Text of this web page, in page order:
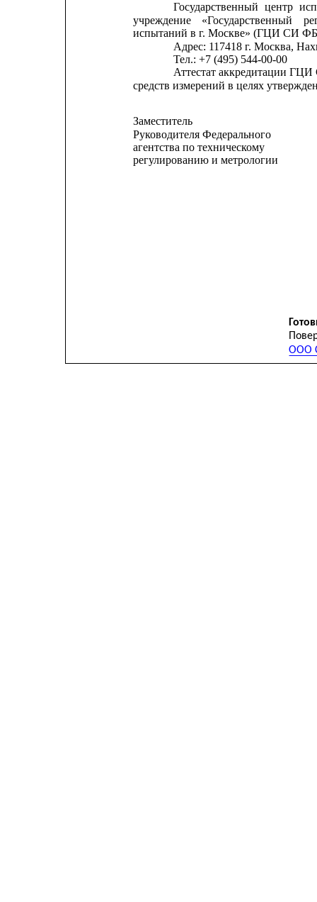
Государственный центр
учреждение
«Государственный
испытаний в г. Москве» (ГЦИ СИ
Адрес: 117418 г. Москва,
Тел.: +7 (495) 544-00-00
Аттестат аккредитации
средств измерений в целях
Заместитель
Руководителя Федерального
агентства по техническому
регулированию и метрологии
ООО